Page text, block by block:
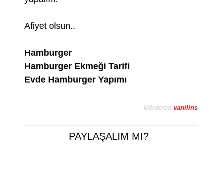
Afiyet olsun..
Hamburger
Hamburger Ekmeği Tarifi
Evde Hamburger Yapımı
Gönderen vanilins
PAYLAŞALIM MI?